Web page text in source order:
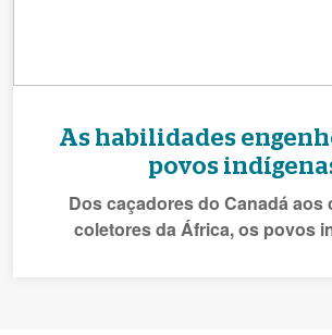
As habilidades
povos
Dos caçadores do Canadá aos
coletores da África, os povos